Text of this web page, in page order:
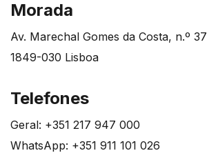
Morada
Av. Marechal Gomes da Costa, n.º 37
1849-030 Lisboa
Telefones
Geral: +351 217 947 000
WhatsApp: +351 911 101 026